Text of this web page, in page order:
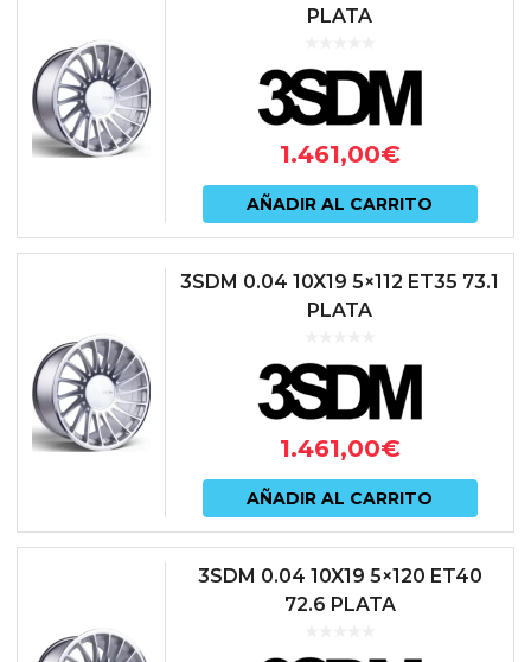
PLATA
1.461,00€
AÑADIR AL CARRITO
3SDM 0.04 10X19 5×112 ET35 73.1
PLATA
1.461,00€
AÑADIR AL CARRITO
3SDM 0.04 10X19 5×120 ET40
72.6 PLATA